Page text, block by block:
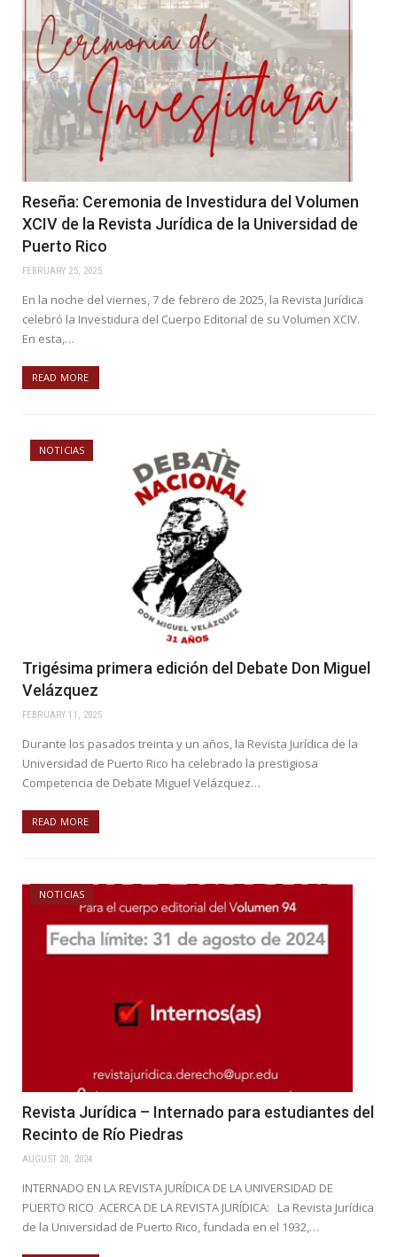
Reseña: Ceremonia de Investidura del Volumen
XCIV de la Revista Jurídica de la Universidad de
Puerto Rico
FEBRUARY 25, 2025
En la noche del viernes, 7 de febrero de 2025, la Revista Jurídica
celebró la Investidura del Cuerpo Editorial de su Volumen XCIV.
En esta,…
READ MORE
NOTICIAS
Trigésima primera edición del Debate Don Miguel
Velázquez
FEBRUARY 11, 2025
Durante los pasados treinta y un años, la Revista Jurídica de la
Universidad de Puerto Rico ha celebrado la prestigiosa
Competencia de Debate Miguel Velázquez…
READ MORE
NOTICIAS
Revista Jurídica – Internado para estudiantes del
Recinto de Río Piedras
AUGUST 20, 2024
INTERNADO EN LA REVISTA JURÍDICA DE LA UNIVERSIDAD DE
PUERTO RICO ACERCA DE LA REVISTA JURÍDICA: La Revista Jurídica
de la Universidad de Puerto Rico, fundada en el 1932,…